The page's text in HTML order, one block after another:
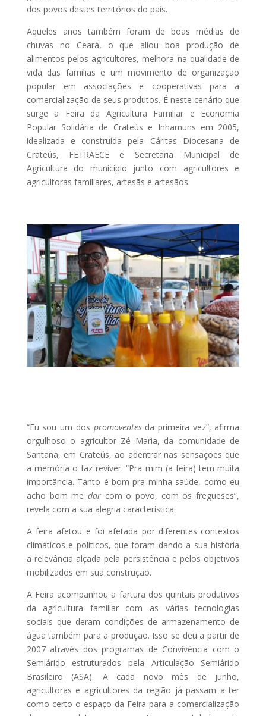
dos povos destes territórios do país.
Aqueles anos também foram de boas médias de
chuvas no Ceará, o que aliou boa produção de
alimentos pelos agricultores, melhora na qualidade de
vida das famílias e um movimento de organização
popular em associações e cooperativas para a
comercialização de seus produtos. É neste cenário que
surge a Feira da Agricultura Familiar e Economia
Popular Solidária de Crateús e Inhamuns em 2005,
idealizada e construída pela Cáritas Diocesana de
Crateús, FETRAECE e Secretaria Municipal de
Agricultura do município junto com agricultores e
agricultoras familiares, artesãs e artesãos.
“Eu sou um dos promoventesda primeira vez”, afirma
orgulhoso o agricultor Zé Maria, da comunidade de
Santana, em Crateús, ao adentrar nas sensações que
a memória o faz reviver. “Pra mim (a feira) tem muita
importância. Tanto é bom pra minha saúde, como eu
acho bom me darcom o povo, com os fregueses”,
revela com a sua alegria característica.
A feira afetou e foi afetada por diferentes contextos
climáticos e políticos, que foram dando a sua história
a relevância alçada pela persistência e pelos objetivos
mobilizados em sua construção.
A Feira acompanhou a fartura dos quintais produtivos
da agricultura familiar com as várias tecnologias
sociais que deram condições de armazenamento de
água também para a produção. Isso se deu a partir de
2007 através dos programas de Convivência com o
Semiárido estruturados pela Articulação Semiárido
Brasileiro (ASA). A cada novo mês de junho,
agricultoras e agricultores da região já passam a ter
como certo o espaço da Feira para a comercialização